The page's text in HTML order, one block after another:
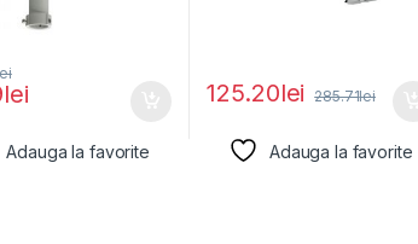
lei
Adauga la favorite
125.20lei 285.71lei
Adauga la favorite